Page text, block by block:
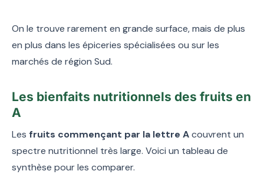
On le trouve rarement en grande surface, mais de plus
en plus dans les épiceries spécialisées ou sur les
marchés de région Sud.
Les bienfaits nutritionnels des fruits en
A
Les fruits commençant par la lettre Acouvrent un
spectre nutritionnel très large. Voici un tableau de
synthèse pour les comparer.